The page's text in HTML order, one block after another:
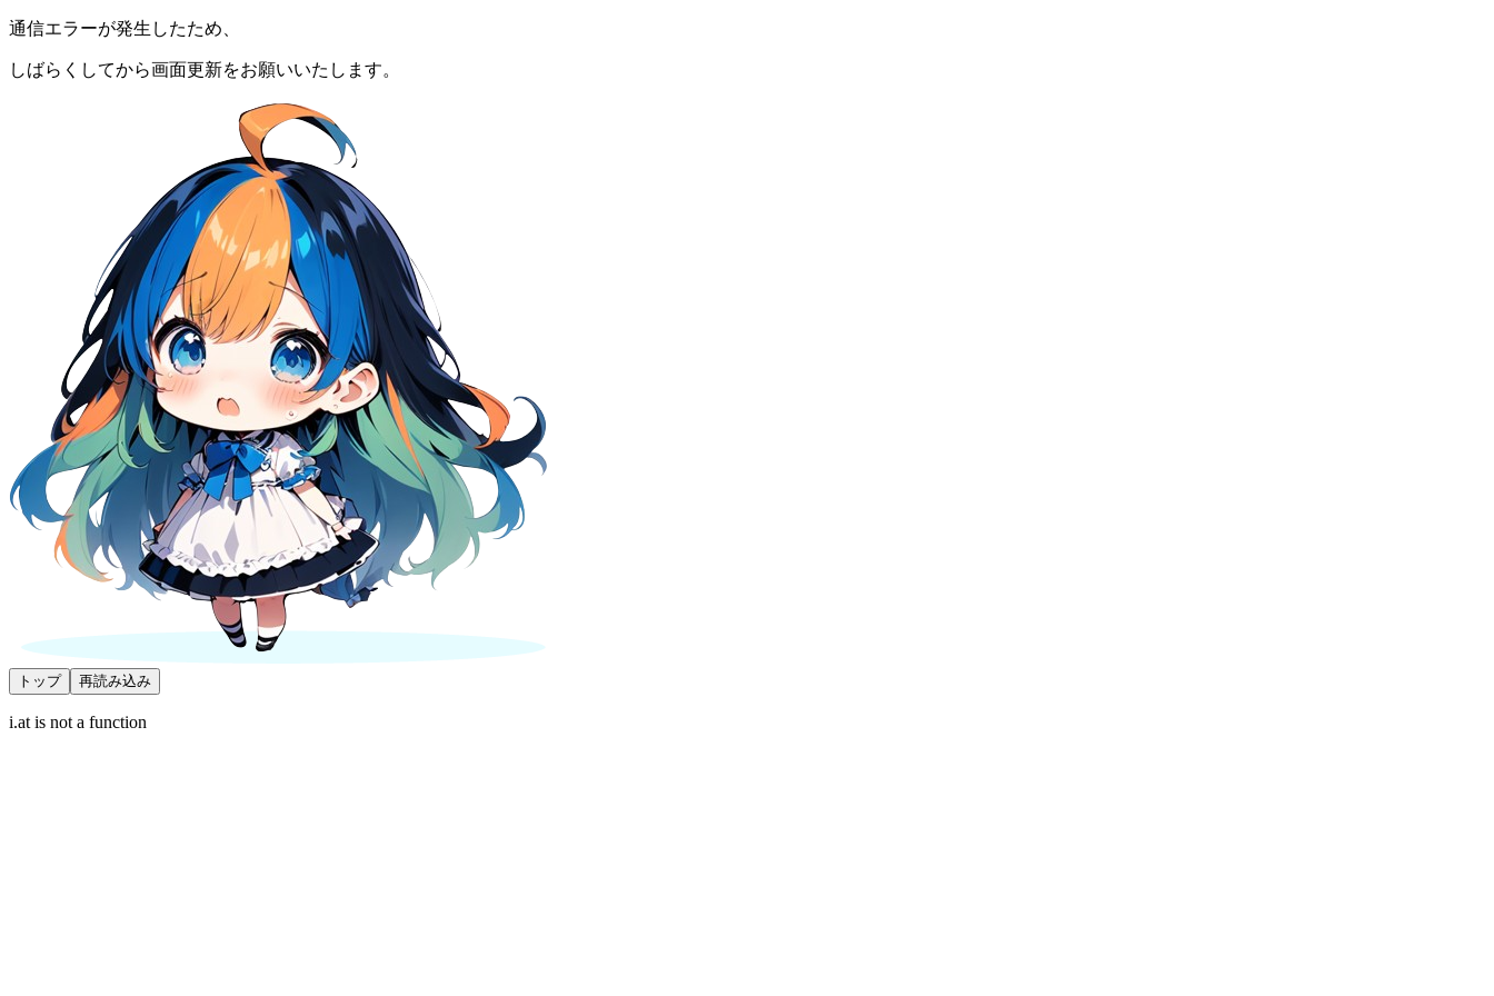
通信エラーが発生したため、
しばらくしてから画面更新をお願いいたします。
トップ 再読み込み
i.at is not a function